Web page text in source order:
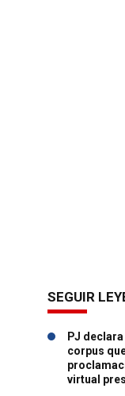
SEGUIR
PJ
corpus
virtual